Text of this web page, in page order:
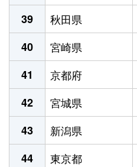
39
秋田県
40
宮崎県
41
京都府
42
宮城県
43
新潟県
44
東京都